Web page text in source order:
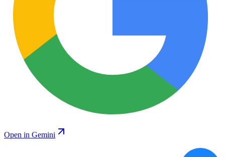
Open in Gemini